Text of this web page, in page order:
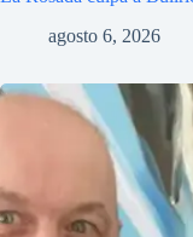
agosto 6, 2026